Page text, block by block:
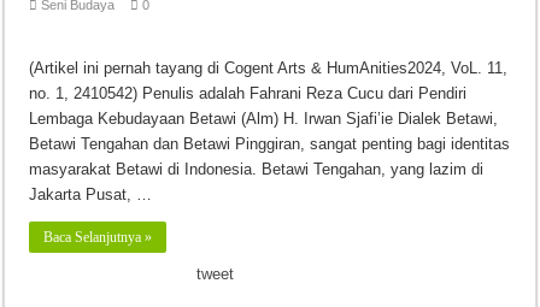
Seni Budaya 0
(Artikel ini pernah tayang di Cogent Arts & HumAnities2024, VoL. 11,
no. 1, 2410542) Penulis adalah Fahrani Reza Cucu dari Pendiri
Lembaga Kebudayaan Betawi (Alm) H. Irwan Sjafi’ie Dialek Betawi,
Betawi Tengahan dan Betawi Pinggiran, sangat penting bagi identitas
masyarakat Betawi di Indonesia. Betawi Tengahan, yang lazim di
Jakarta Pusat, …
Baca Selanjutnya »
tweet